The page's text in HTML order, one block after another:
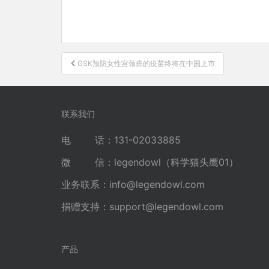
文
章
导
GSK预防女性宫颈癌的疫苗终将在中国上市
联系我们
电 话：131-02033885
微 信：legendowl（科学猫头鹰01）
业务联系： info@legendowl.com
捐赠支持： support@legendowl.com
产品